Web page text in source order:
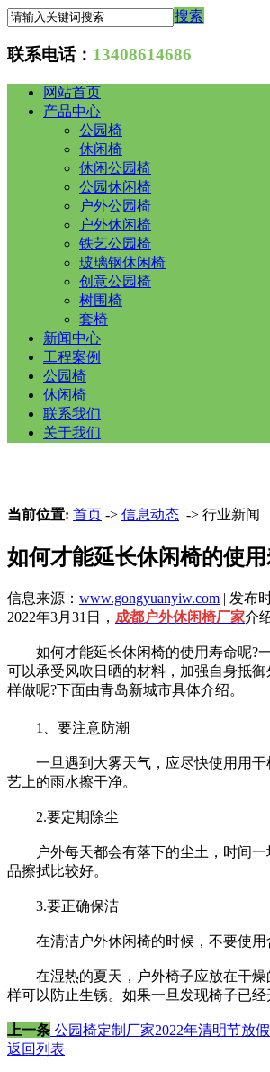
搜索
联系电话： 13408614686
网站首页
产品中心
公园椅
休闲椅
休闲公园椅
公园休闲椅
户外公园椅
户外休闲椅
铁艺公园椅
玻璃钢休闲椅
创意公园椅
树围椅
套椅
新闻中心
工程案例
公园椅
休闲椅
联系我们
关于我们
当前位置: 首页 -> 信息动态 -> 行业新闻
如何才能延长休闲椅的使
信息来源： www.gongyuanyiw.com | 发布
2022年3月31日， 成都户外休闲椅厂家介
如何才能延长休闲椅的使用寿命呢?一
可以承受风吹日晒的材料，加强自身抵
样做呢?下面由青岛新城市具体介绍。
1、要注意防潮
一旦遇到大雾天气，应尽快使用用干
艺上的雨水擦干净。
2.要定期除尘
户外每天都会有落下的尘土，时间一
品擦拭比较好。
3.要正确保洁
在清洁户外休闲椅的时候，不要使用
在湿热的夏天，户外椅子应放在干燥
样可以防止生锈。如果一旦发现椅子已
上一条 公园椅定制厂家2022年清明节放
返回列表